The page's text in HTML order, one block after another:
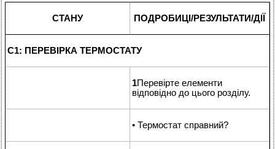
СТАНУ ПОДРОБИЦІ/РЕЗУЛЬТАТИ/ДІЇ
C1: ПЕРЕВІРКА ТЕРМОСТАТУ
1Перевірте елементи
відповідно до цього розділу.
• Термостат справний?